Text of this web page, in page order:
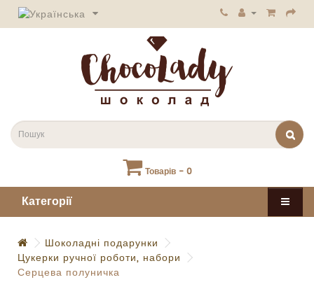
Товарів - 0
Категорії
Шоколадні подарунки
Цукерки ручної роботи, набори
Серцева полуничка